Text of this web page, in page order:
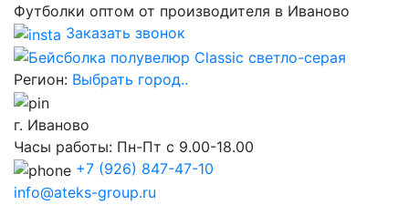
Футболки оптом от производителя в Иваново
Заказать звонок
Регион: Выбрать город..
г. Иваново
Часы работы: Пн-Пт с 9.00-18.00
+7 (926) 847-47-10
info@ateks-group.ru